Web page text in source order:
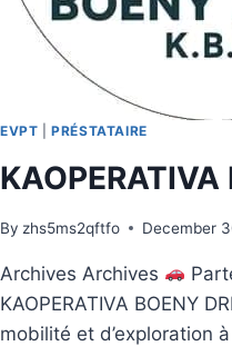
EVPT |PRÉSTATAIRE
KAOPERATIVA
By zhs5ms2qftfo December
Archives Archives
KAOPERATIVA BOENY
mobilité et d’exploration